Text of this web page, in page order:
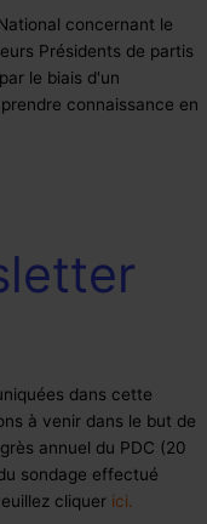
concernant le
Présidents de partis
le biais d'un
connaissance en
dans cette
à venir dans le but de
annuel du PDC (20
sondage effectué
cliquer ici.